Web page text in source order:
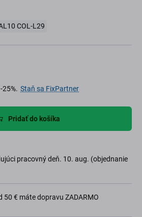
COL-L29
25%. Staň sa FixPartner
Pridať do košíka
pracovný deň. 10. aug. (objednanie
50 € máte dopravu ZADARMO